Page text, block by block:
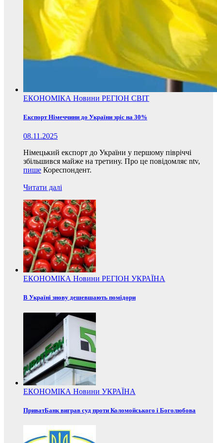
ЕКОНОМІКА Новини РЕГІОН СВІТ
Експорт Німеччини до України зріс на 30%
08.11.2025
Німецький експорт до України у першому півріччі
збільшився майже на третину. Про це повідомляє ntv,
пише Кореспондент.
Читати далі
ЕКОНОМІКА Новини РЕГІОН УКРАЇНА
В Україні знову дешевшають помідори
ЕКОНОМІКА Новини УКРАЇНА
ПриватБанк виграв суд проти Коломойського і Боголюбова